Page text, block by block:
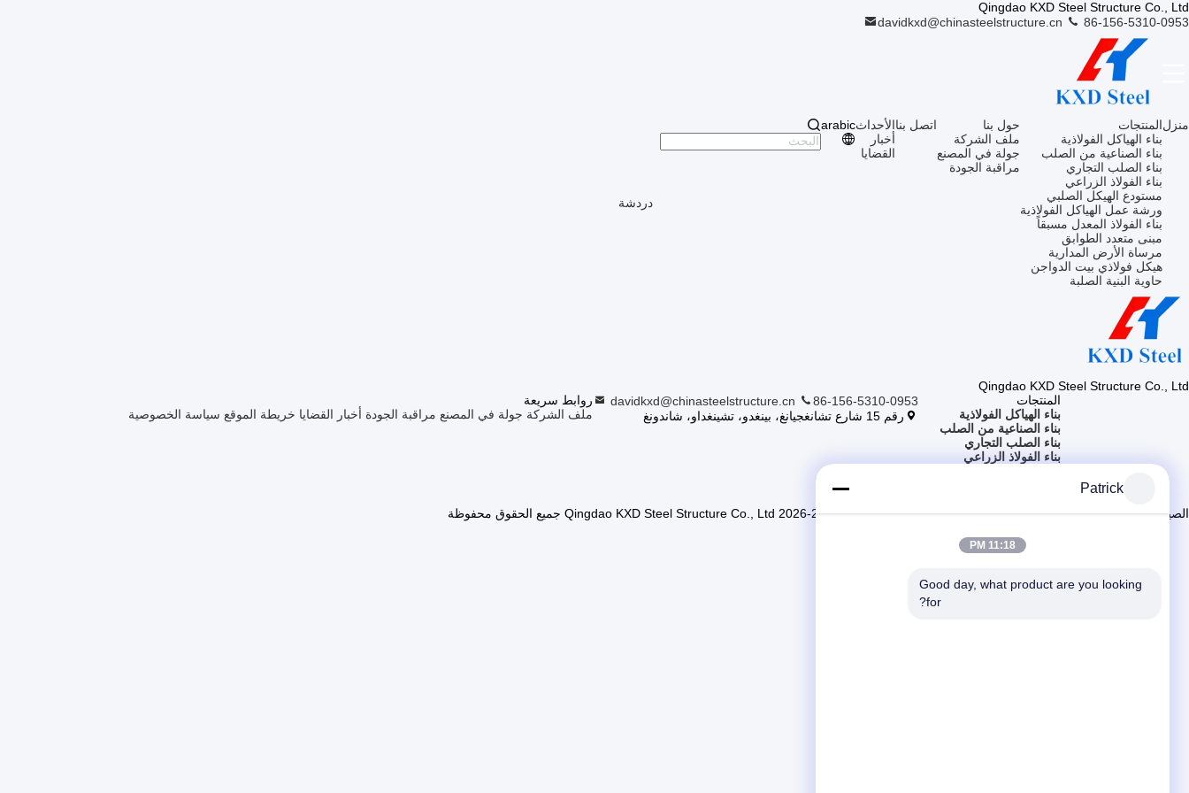
Qingdao KXD Steel Structure Co., Ltd
davidkxd@chinasteelstructure.cn
86-156-5310-0953
منزلالمنتجات
بناء الهياكل الفولاذية
بناء الصناعية من الصلب
بناء الصلب التجاري
بناء الفولاذ الزراعي
مستودع الهيكل الصلبي
ورشة عمل الهياكل الفولاذية
بناء الفولاذ المعدل مسبقاً
مبنى متعدد الطوابق
مرساة الأرض المدارية
هيكل فولاذي بيت الدواجن
حاوية البنية الصلبة
حول بنا
ملف الشركة
جولة في المصنع
مراقبة الجودة
اتصل بناالأحداث
أخبار
القضايا
arabic
دردشة
Qingdao KXD Steel Structure Co., Ltd
المنتجات
بناء الهياكل الفولاذية
بناء الصناعية من الصلب
بناء الصلب التجاري
بناء الفولاذ الزراعي
davidkxd@chinasteelstructure.cn
86-156-5310-0953
رقم 15 شارع تشانغجيانغ، بينغدو، تشينغداو، شاندونغ
روابط سريعة
ملف الشركة جولة في المصنع مراقبة الجودة أخبار القضايا خريطة الموقع سياسة الخصوصية
الصين جودة جيدة بناء الهياكل الفولاذية المورد. حقوق الطبع والنشر © 2025-2026 Qingdao KXD Steel Structure Co., Ltd جميع الحقوق محفوظة
Patrick
11:18 PM
Good day, what product are you looking
for?